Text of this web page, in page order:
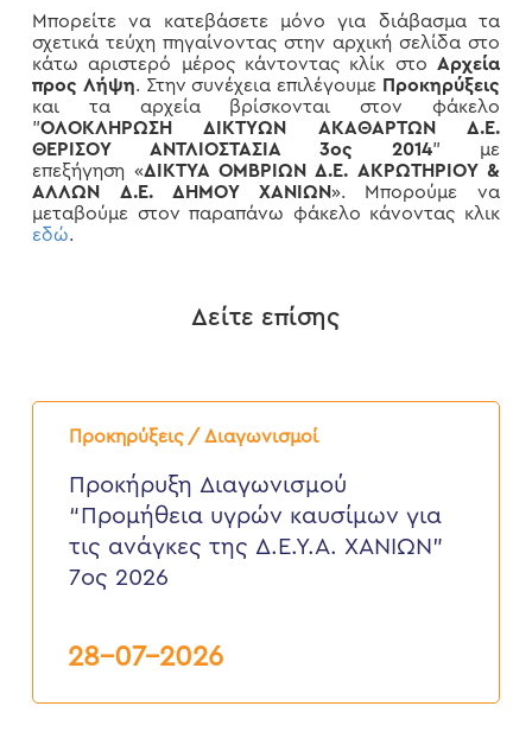
Μπορείτε να κατεβάσετε μόνο για διάβασμα τα
σχετικά τεύχη πηγαίνοντας στην αρχική σελίδα στο
κάτω αριστερό μέρος κάντοντας κλίκ στοΑρχεία
προς Λήψη. Στην συνέχεια επιλέγουμε Προκηρύξεις
και τα αρχεία βρίσκονται στον φάκελο
"ΟΛΟΚΛΗΡΩΣΗ ΔΙΚΤΥΩΝ ΑΚΑΘΑΡΤΩΝ Δ.Ε.
ΘΕΡΙΣΟΥ ΑΝΤΛΙΟΣΤΑΣΙΑ 3ος 2014" με
επεξήγηση «ΔΙΚΤΥΑ ΟΜΒΡΙΩΝ Δ.Ε. ΑΚΡΩΤΗΡΙΟΥ &
ΑΛΛΩΝ Δ.Ε. ΔΗΜΟΥ ΧΑΝΙΩΝ». Μπορούμε να
μεταβούμε στον παραπάνω φάκελο κάνοντας κλικ
εδώ.
Δείτε επίσης
Προκηρύξεις / Διαγωνισμοί
Προκήρυξη
Διαγωνισμού
υγρών
καυσίμων
ανάγκες
2026
Προκήρυξη Διαγωνισμού
“Προμήθεια υγρών καυσίμων για
τις ανάγκες της Δ.Ε.Υ.Α. ΧΑΝΙΩΝ”
7ος 2026
28-07-2026